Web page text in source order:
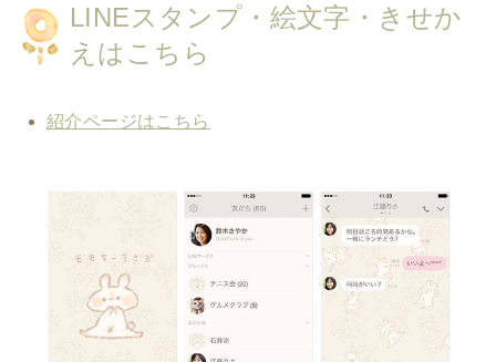
LINEスタンプ・絵文字・きせか
えはこちら
紹介ページはこちら